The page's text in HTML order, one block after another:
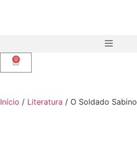
0
Início / Literatura / O Soldado Sabino